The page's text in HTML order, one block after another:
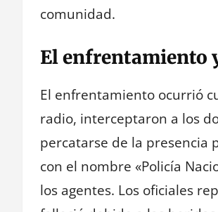
comunidad.
El enfrentamiento
El enfrentamiento ocurrió
radio, interceptaron a los
percatarse de la presencia
con el nombre «Policía
los agentes. Los oficiales